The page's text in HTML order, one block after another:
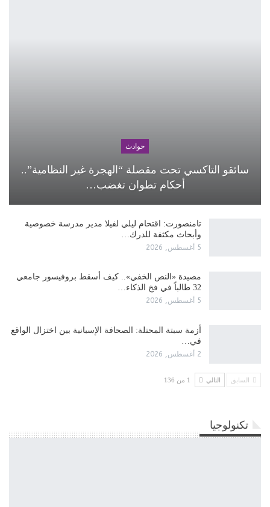
حوادث
سائقو التاكسي تحت مقصلة “الهجرة غير النظامية”..
أحكام تطوان تغضب…
تامنصورت: اقتحام ليلي لفيلا مدير مدرسة خصوصية
وأبحاث مكثفة للدرك…
5 أغسطس, 2026
مصيدة «النص الخفي».. كيف أسقط بروفيسور جامعي
32 طالباً في فخ الذكاء…
5 أغسطس, 2026
أزمة سبتة المحتلة: الصحافة الإسبانية بين اختزال الواقع
في…
2 أغسطس, 2026
السابق التالي 1 من 136
تكنولوجيا